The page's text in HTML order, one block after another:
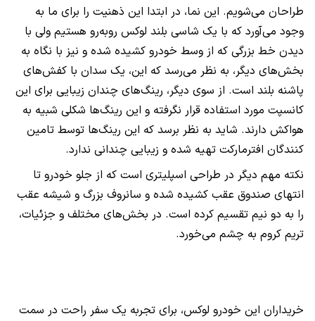
طراحان می‌شویم. این نما، در ابتدا این ذهنیت را برای ما به
وجود می‌آورد که با یک شاسی بلند لوکس روبه‌رو هستیم ولی با
دیدن خط بزرگی که از وسط خودرو کشیده شده و نیز با نگاه به
بخش‌های دیگر، به نظر می‌رسد که این، یک سدان با کفش‌های
پاشنه بلند است. از سوی دیگر، رینگ‌های چندان زیبایی برای این
کانسپت مورد استفاده قرار نگرفته و این رینگ‌ها شکلی شبیه به
هواکش دارند. شاید به نظر برسد که این رینگ‌ها توسط تامین
کنندگان افترمارکت تهیه شده و زیبایی چندانی ندارد.
نکته مهم دیگر در طراحی اسپلیتری است که از جلو خودرو تا
انتهای صندوق عقب کشیده شده و سانروف بزرگ و شیشه عقب
را به دو نیم تقسیم کرده است. در بخش‌های مختلف و جزئیات،
تریم کروم به چشم می‌خورد.
خریداران این خودرو لوکس، برای تجربه یک سفر راحت در سمت